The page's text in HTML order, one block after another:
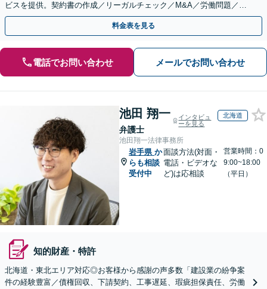
ビスを提供。契約書の作成／リーガルチェック／M&A／労働問題／知
的財産等、お任せください【他士業連携可能】
料金表を見る
電話でお問い合わせ メールでお問い合わせ
池田 翔一
弁護士
インタビュ
ーを見る
北海道
池田翔一法律事務所
岩手県 か
らも相談
受付中
面談方法(対面・
電話・ビデオな
ど)は応相談
営業時間：0
9:00~18:00
（平日）
知的財産・特許
北海道・東北エリア対応◎お客様から感謝の声多数「建設業の紛争案
件の経験豊富／債権回収、下請契約、工事遅延、瑕疵担保責任、労働